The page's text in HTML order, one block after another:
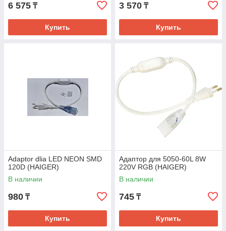
6 575 ₸
Купить
3 570 ₸
Купить
Adaptor dlia LED NEON SMD
120D (HAIGER)
В наличии
980 ₸
Купить
Адаптор для 5050-60L 8W
220V RGB (HAIGER)
В наличии
745 ₸
Купить